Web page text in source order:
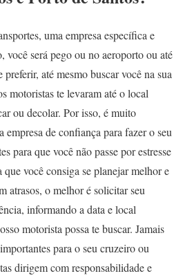
uma empresa específica e
você será pego ou no aeroporto ou até
até mesmo buscar você na sua
motoristas te levaram até o local
ou decolar. Por isso, é muito
empresa de confiança para fazer o seu
para que você não passe por estresse
que você consiga se planejar melhor e
atrasos, o melhor é solicitar seu
informando a data e local
motorista possa te buscar. Jamais
para o seu cruzeiro ou
dirigem com responsabilidade e